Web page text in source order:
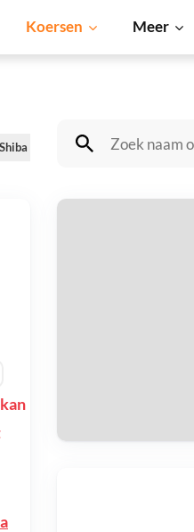
Koersen Meer
Shiba Inu Dogecoin Solana